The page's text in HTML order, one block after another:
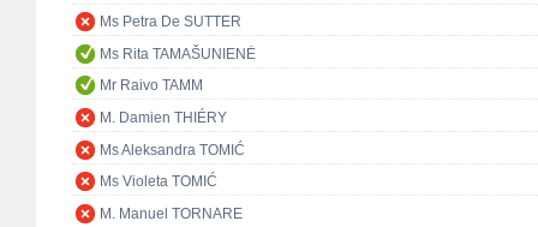
Ms Petra De SUTTER
Ms Rita TAMAŠUNIENĖ
Mr Raivo TAMM
M. Damien THIÉRY
Ms Aleksandra TOMIĆ
Ms Violeta TOMIĆ
M. Manuel TORNARE